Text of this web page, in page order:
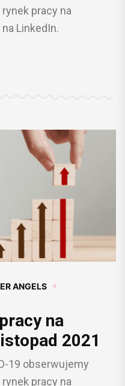
pracy na
LinkedIn.
ANGELS
na
2021
19 obserwujemy
pracy na